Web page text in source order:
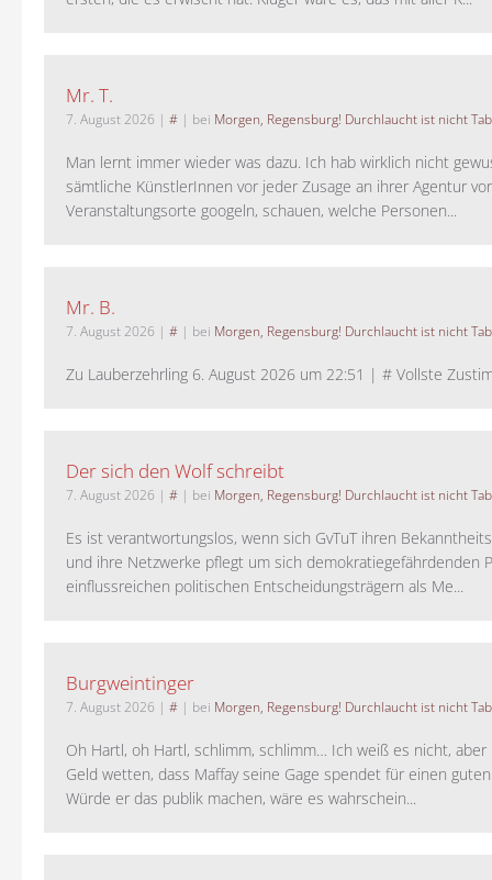
Mr. T.
7. August 2026 | # | bei Morgen, Regensburg! Durchlaucht ist nicht
Man lernt immer wieder was dazu. Ich hab wirklich nicht
sämtliche KünstlerInnen vor jeder Zusage an ihrer Agentur
Veranstaltungsorte googeln, schauen, welche Personen...
Mr. B.
7. August 2026 | # | bei Morgen, Regensburg! Durchlaucht ist nicht
Zu Lauberzehrling 6. August 2026 um 22:51 | # Vollste
Der sich den Wolf schreibt
7. August 2026 | # | bei Morgen, Regensburg! Durchlaucht ist nicht
Es ist verantwortungslos, wenn sich GvTuT ihren
und ihre Netzwerke pflegt um sich demokratiegefährdenden
einflussreichen politischen Entscheidungsträgern als Me...
Burgweintinger
7. August 2026 | # | bei Morgen, Regensburg! Durchlaucht ist nicht
Oh Hartl, oh Hartl, schlimm, schlimm… Ich weiß es nicht, aber
Geld wetten, dass Maffay seine Gage spendet für einen
Würde er das publik machen, wäre es wahrschein...